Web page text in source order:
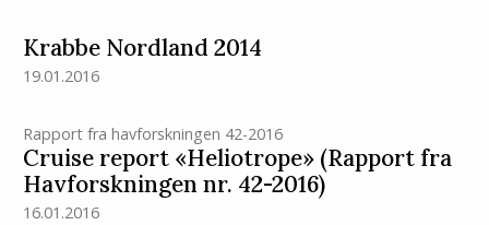
Krabbe Nordland 2014
19.01.2016
Rapport fra havforskningen 42-2016
Cruise report «Heliotrope» (Rapport fra
Havforskningen nr. 42-2016)
16.01.2016